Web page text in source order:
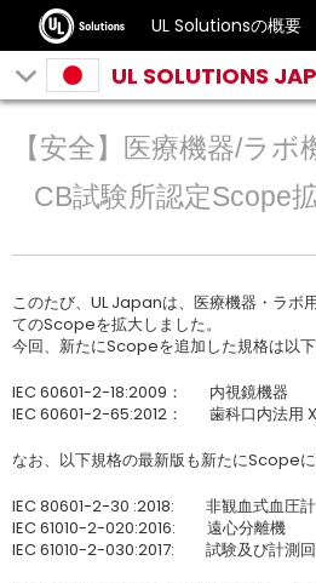
UL Solutionsの概要
UL SOLUTIONS
【安全】医療機器/ラ
CB試験所認定Scope
このたび、UL Japanは、医療機器・ラボ
てのScopeを拡大しました。
今回、新たにScopeを追加した規格は以下
IEC 60601-2-18:2009： 内視鏡機器
IEC 60601-2-65:2012： 歯科口内法用
なお、以下規格の最新版も新たにScopeに
IEC 80601-2-30 :2018: 非観血式血圧計
IEC 61010-2-020:2016: 遠心分離機
IEC 61010-2-030:2017: 試験及び計測